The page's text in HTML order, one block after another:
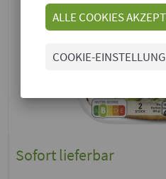
Sofort lieferbar
ALLE COOKIES
COOKIE-